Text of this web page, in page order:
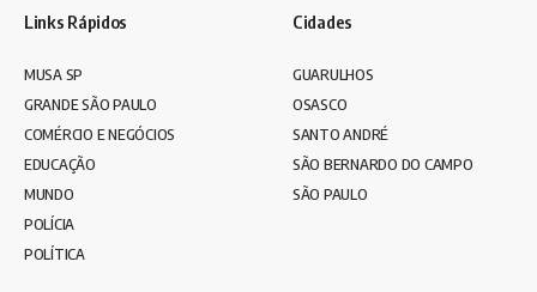
Links Rápidos
MUSA SP
GRANDE SÃO PAULO
COMÉRCIO E NEGÓCIOS
EDUCAÇÃO
MUNDO
POLÍCIA
POLÍTICA
Cidades
GUARULHOS
OSASCO
SANTO ANDRÉ
SÃO BERNARDO DO CAMPO
SÃO PAULO